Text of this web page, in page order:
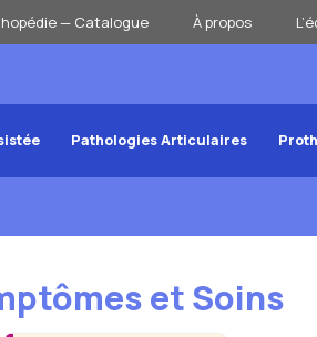
— Catalogue À propos
Pathologies Articulaires
et Soins